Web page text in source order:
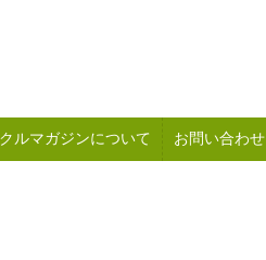
ルマガジンについて お問い合わせ